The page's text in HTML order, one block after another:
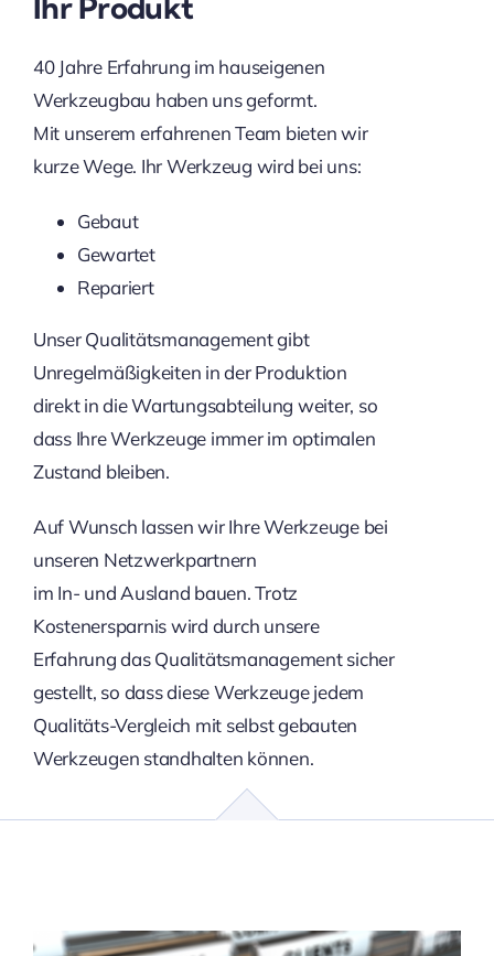
40 Jahre Erfahrung im hauseigenen
Werkzeugbau haben uns geformt.
Mit unserem erfahrenen Team bieten wir
kurze Wege. Ihr Werkzeug wird bei uns:
Gebaut
Gewartet
Repariert
Unser Qualitätsmanagement gibt
Unregelmäßigkeiten in der Produktion
direkt in die Wartungsabteilung weiter, so
dass Ihre Werkzeuge immer im optimalen
Zustand bleiben.
Auf Wunsch lassen wir Ihre Werkzeuge bei
unseren Netzwerkpartnern
im In- und Ausland bauen. Trotz
Kostenersparnis wird durch unsere
Erfahrung das Qualitätsmanagement sicher
gestellt, so dass diese Werkzeuge jedem
Qualitäts-Vergleich mit selbst gebauten
Werkzeugen standhalten können.